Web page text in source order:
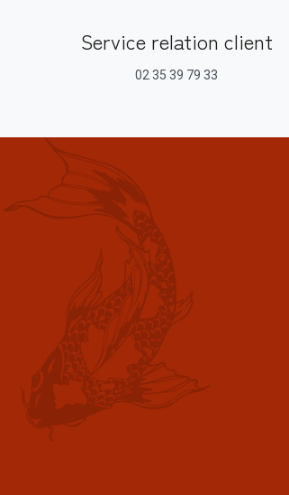
Service relation client
02 35 39 79 33